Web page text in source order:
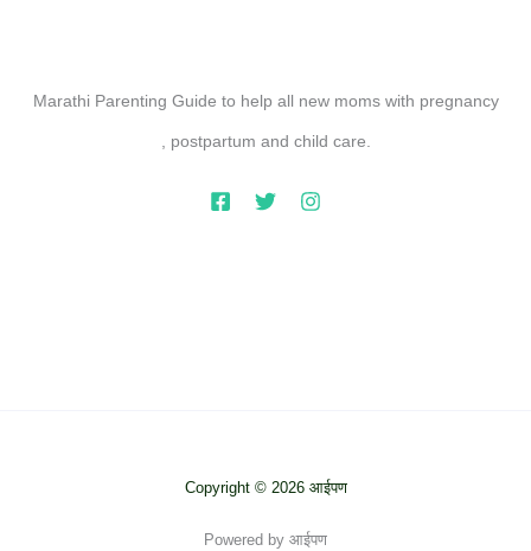
Marathi Parenting Guide to help all new moms with pregnancy
, postpartum and child care.
Copyright © 2026 आईपण
Powered by आईपण